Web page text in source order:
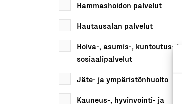
Hammashoidon palvelut
Hautausalan palvelut
Hoiva-, asumis-, kuntoutus- ja
sosiaalipalvelut
Jäte- ja ympäristönhuolto
Kauneus-, hyvinvointi- ja